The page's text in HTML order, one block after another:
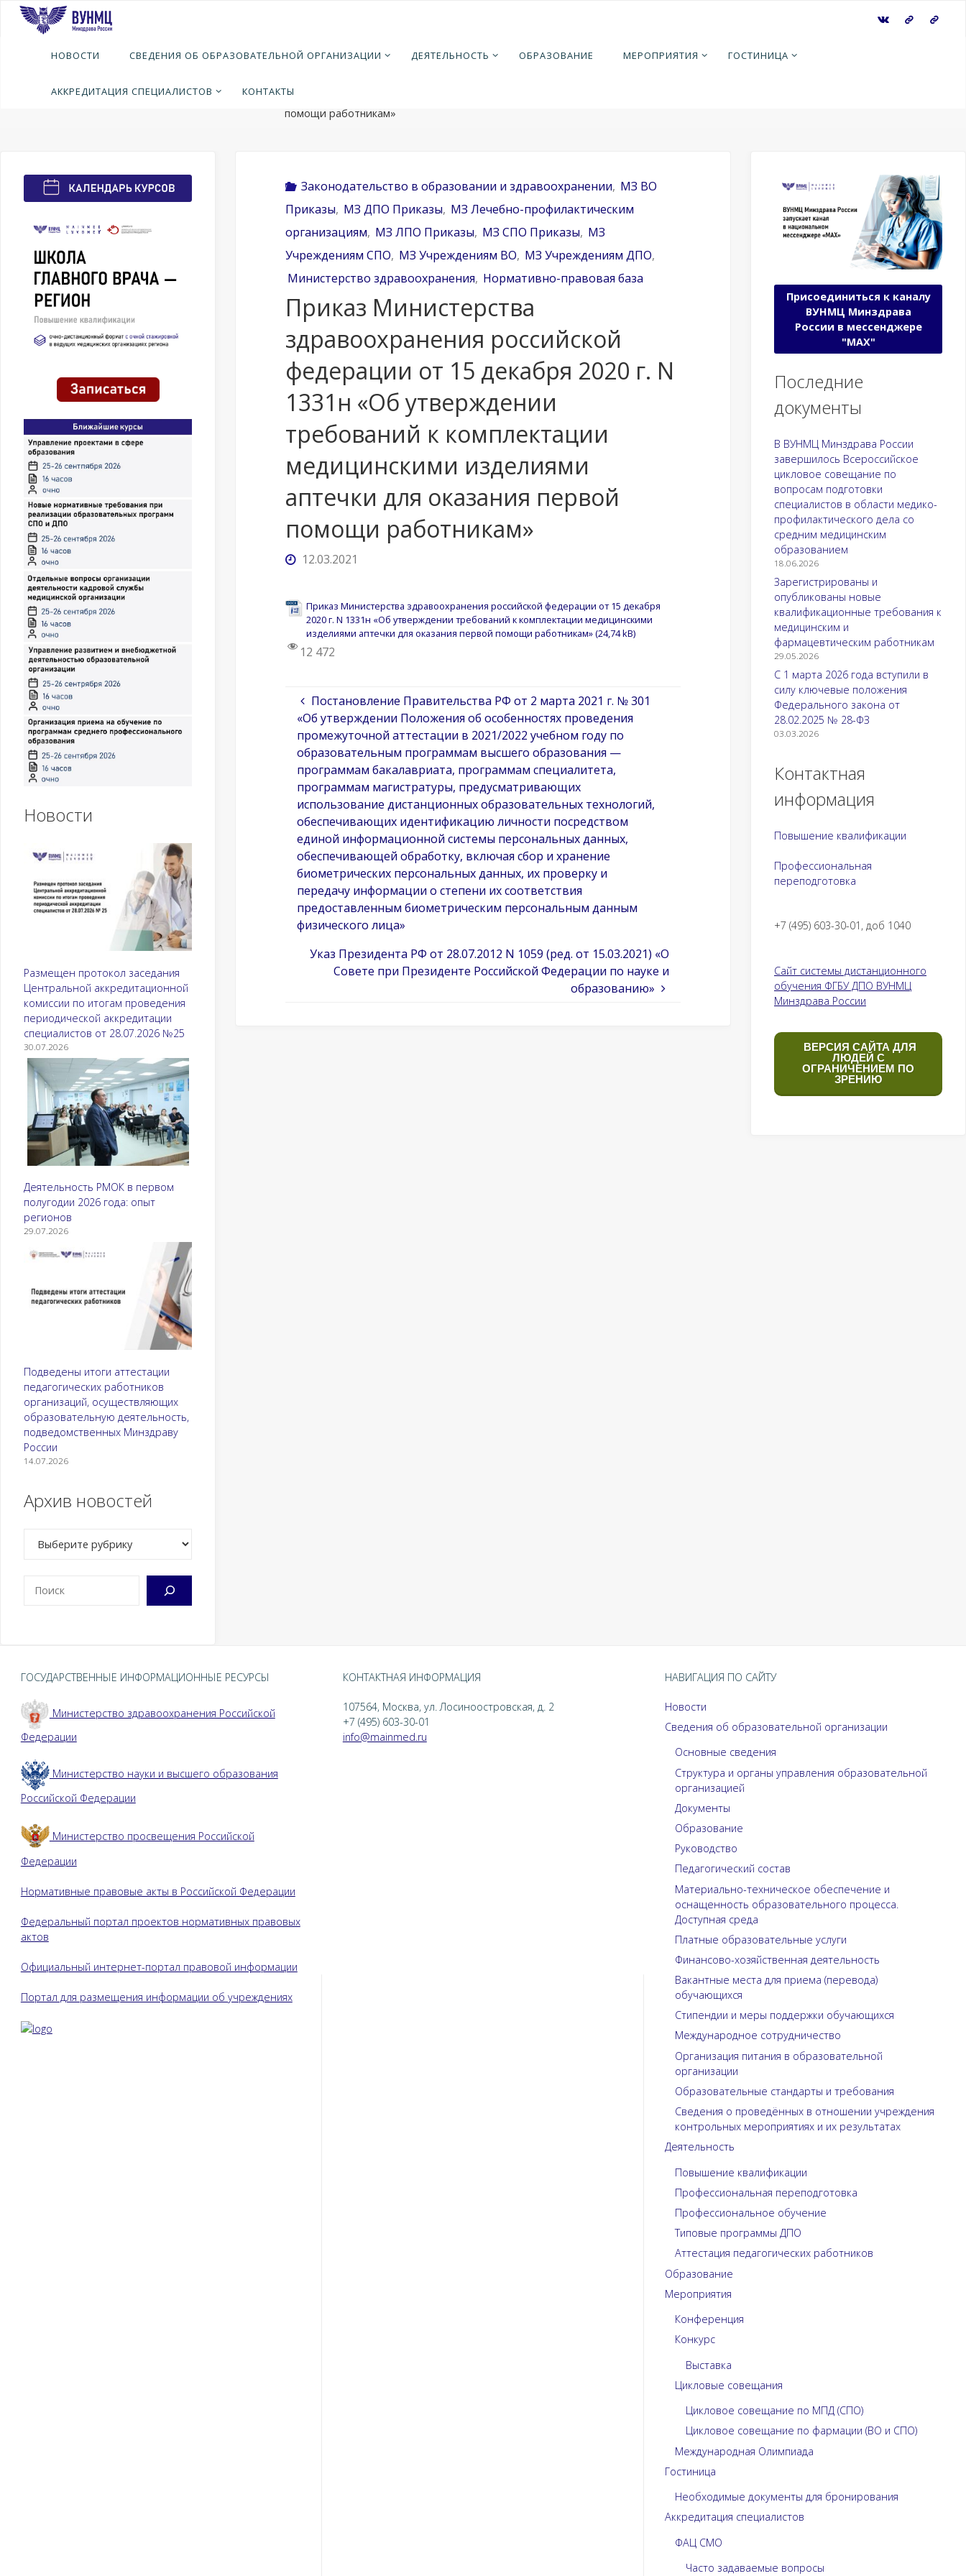
Перейти
НОВОСТИ СВЕДЕНИЯ ОБ ОБРАЗОВАТЕЛЬНОЙ ОРГАНИЗАЦИИ ДЕЯТЕЛЬНОСТЬ ОБРАЗОВАНИЕ МЕРОПРИЯТИЯ ГОСТИНИЦА
АККРЕДИТАЦИЯ СПЕЦИАЛИСТОВ КОНТАКТЫ
ГлавнаяНормативно-правовая база
Законодательство в образовании и
комплектации медицинскими изделиями аптечки для оказания первой
помощи работникам»
Законодательство в образовании и здравоохранении, МЗ ВО
Приказы, МЗ ДПО Приказы, МЗ Лечебно-профилактическим
организациям, МЗ ЛПО Приказы, МЗ СПО Приказы, МЗ
Учреждениям CПО, МЗ Учреждениям ВО, МЗ Учреждениям ДПО,
Министерство здравоохранения, Нормативно-правовая база
Приказ Министерства
здравоохранения российской
федерации от 15 декабря 2020 г. N
1331н «Об утверждении
требований к комплектации
медицинскими изделиями
аптечки для оказания первой
помощи работникам»
12.03.2021
Приказ Министерства здравоохранения российской федерации от 15 декабря
2020 г. N 1331н «Об утверждении требований к комплектации медицинскими
изделиями аптечки для оказания первой помощи работникам»
12 472
Постановление Правительства РФ от 2 марта 2021 г. № 301
«Об утверждении Положения об особенностях проведения
промежуточной аттестации в 2021/2022 учебном году по
образовательным программам высшего образования —
программам бакалавриата, программам специалитета,
программам магистратуры, предусматривающих
использование дистанционных образовательных технологий,
обеспечивающих идентификацию личности посредством
единой информационной системы персональных данных,
обеспечивающей обработку, включая сбор и хранение
биометрических персональных данных, их проверку и
передачу информации о степени их соответствия
предоставленным биометрическим персональным данным
физического лица»
Указ Президента РФ от 28.07.2012 N 1059 (ред. от 15.03.2021) «О
Совете при Президенте Российской Федерации по науке и
образованию»
Новости
Размещен протокол заседания
Центральной аккредитационной
комиссии по итогам проведения
периодической аккредитации
специалистов от 28.07.2026 №25
30.07.2026
Деятельность РМОК в первом
полугодии 2026 года: опыт
регионов
29.07.2026
Подведены итоги аттестации
педагогических работников
организаций, осуществляющих
образовательную деятельность,
подведомственных Минздраву
России
14.07.2026
Архив новостей
Присоединиться к каналу
ВУНМЦ Минздрава
России в мессенджере
"МАХ"
Последние
документы
В ВУНМЦ Минздрава России
завершилось Всероссийское
цикловое совещание по
вопросам подготовки
специалистов в области медико-
профилактического дела со
средним медицинским
образованием
18.06.2026
Зарегистрированы и
опубликованы новые
квалификационные требования к
медицинским и
фармацевтическим работникам
29.05.2026
С 1 марта 2026 года вступили в
силу ключевые положения
Федерального закона от
28.02.2025 № 28-ФЗ
03.03.2026
Контактная
информация
Повышение квалификации
Профессиональная
переподготовка
+7 (495) 603-30-01, доб 1040
Сайт системы дистанционного
обучения ФГБУ ДПО ВУНМЦ
Минздрава России
ВЕРСИЯ САЙТА ДЛЯ
ЛЮДЕЙ С
ОГРАНИЧЕНИЕМ ПО
ЗРЕНИЮ
ГОСУДАРСТВЕННЫЕ ИНФОРМАЦИОННЫЕ РЕСУРСЫ
Министерство здравоохранения Российской
Федерации
Министерство науки и высшего образования
Российской Федерации
Министерство просвещения Российской
Федерации
Нормативные правовые акты в Российской Федерации
Федеральный портал проектов нормативных правовых
актов
Официальный интернет-портал правовой информации
Портал для размещения информации об учреждениях
КОНТАКТНАЯ ИНФОРМАЦИЯ
107564, Москва, ул. Лосиноостровская, д. 2
+7 (495) 603-30-01
info@mainmed.ru
НАВИГАЦИЯ ПО САЙТУ
Новости
Сведения об образовательной организации
Основные сведения
Структура и органы управления образовательной
организацией
Документы
Образование
Руководство
Педагогический состав
Материально-техническое обеспечение и
оснащенность образовательного процесса.
Доступная среда
Платные образовательные услуги
Финансово-хозяйственная деятельность
Вакантные места для приема (перевода)
обучающихся
Стипендии и меры поддержки обучающихся
Международное сотрудничество
Организация питания в образовательной
организации
Образовательные стандарты и требования
Сведения о проведённых в отношении учреждения
контрольных мероприятиях и их результатах
Деятельность
Повышение квалификации
Профессиональная переподготовка
Профессиональное обучение
Типовые программы ДПО
Аттестация педагогических работников
Образование
Мероприятия
Конференция
Конкурс
Выставка
Цикловые совещания
Цикловое совещание по МПД (СПО)
Цикловое совещание по фармации (ВО и СПО)
Международная Олимпиада
Гостиница
Необходимые документы для бронирования
Аккредитация специалистов
ФАЦ СМО
Часто задаваемые вопросы